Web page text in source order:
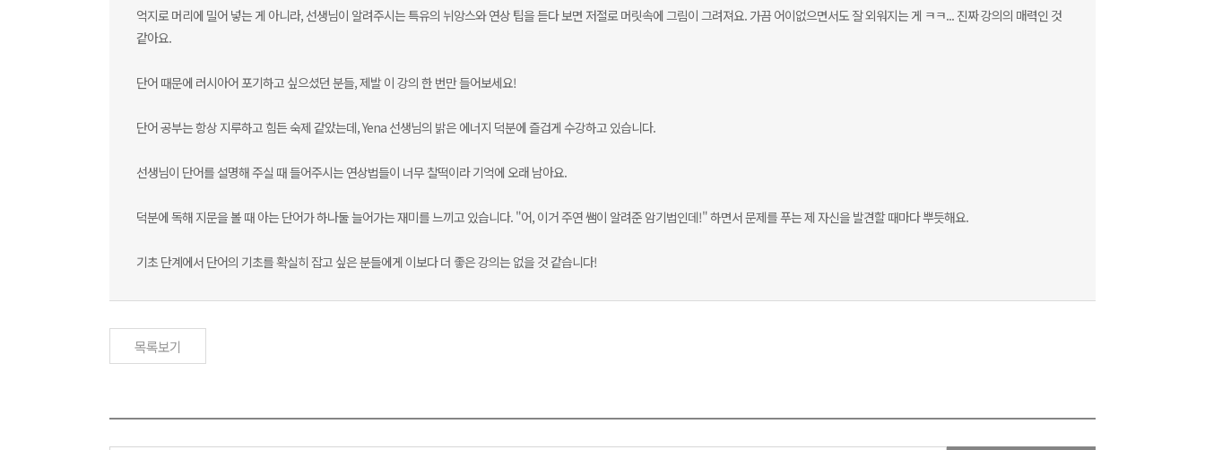
억지로 머리에 밀어 넣는 게 아니라, 선생님이 알려주시는 특유의 뉘앙스와 연상 팁을 듣다 보면 저절로 머릿속에 그림이 그려져요. 가끔 어이없으면서도 잘 외워지는 게 ㅋㅋ... 진짜 강의의 매력인 것
같아요.
단어 때문에 러시아어 포기하고 싶으셨던 분들, 제발 이 강의 한 번만 들어보세요!
단어 공부는 항상 지루하고 힘든 숙제 같았는데, Yena 선생님의 밝은 에너지 덕분에 즐겁게 수강하고 있습니다.
선생님이 단어를 설명해 주실 때 들어주시는 연상법들이 너무 찰떡이라 기억에 오래 남아요.
덕분에 독해 지문을 볼 때 아는 단어가 하나둘 늘어가는 재미를 느끼고 있습니다. "어, 이거 주연 쌤이 알려준 암기법인데!" 하면서 문제를 푸는 제 자신을 발견할 때마다 뿌듯해요.
기초 단계에서 단어의 기초를 확실히 잡고 싶은 분들에게 이보다 더 좋은 강의는 없을 것 같습니다!
목록보기